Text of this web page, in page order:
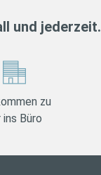
und jederzeit.
zu
ins Büro